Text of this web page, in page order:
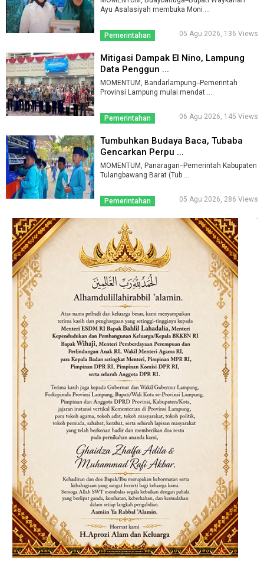
Ayu Asalasiyah membuka Moni ...
Pemerintahan 05 Agu 2026, 136 Views
Mitigasi Dampak El Nino, Lampung
Data Penggun ...
MOMENTUM, Bandarlampung--Pemerintah
Provinsi Lampung mulai mendat ...
Pemerintahan 06 Agu 2026, 145 Views
Tumbuhkan Budaya Baca, Tubaba
Gencarkan Perpu ...
MOMENTUM, Panaragan--Pemerintah Kabupaten
Tulangbawang Barat (Tub ...
Pemerintahan 05 Agu 2026, 286 Views